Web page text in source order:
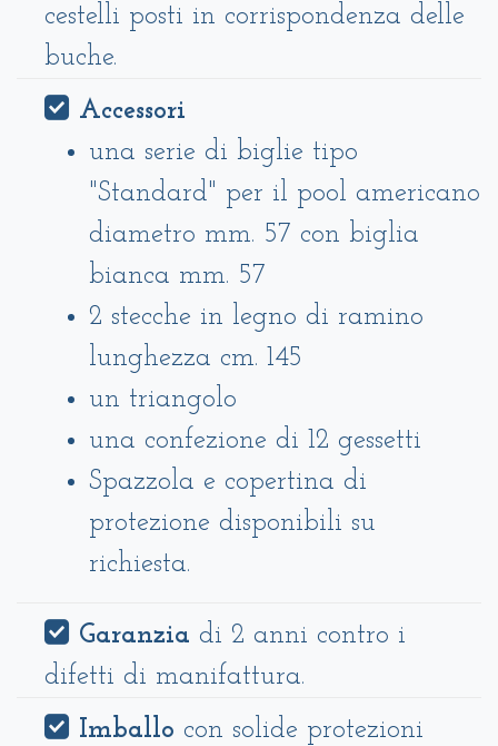
cestelli posti in corrispondenza delle
buche.
Accessori
una serie di biglie tipo
"Standard" per il pool americano
diametro mm. 57 con biglia
bianca mm. 57
2 stecche in legno di ramino
lunghezza cm. 145
un triangolo
una confezione di 12 gessetti
Spazzola e copertina di
protezione disponibili su
richiesta.
Garanzia di 2 anni contro i
difetti di manifattura.
Imballo con solide protezioni